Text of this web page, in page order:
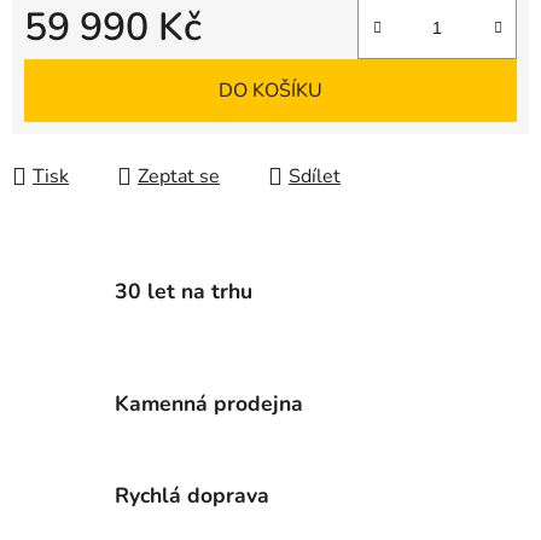
59 990 Kč
Měrná cena:
DO KOŠÍKU
Tisk Zeptat se Sdílet
30 let na trhu
Kamenná prodejna
Rychlá doprava